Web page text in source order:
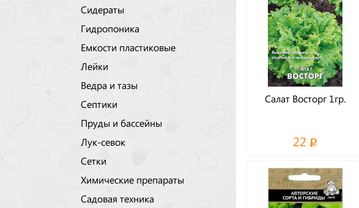
Сидераты
Гидропоника
Емкости пластиковые
Лейки
Ведра и тазы
Септики
Пруды и бассейны
Лук-севок
Сетки
Химические препараты
Садовая техника
Салат Восторг 1гр.
22